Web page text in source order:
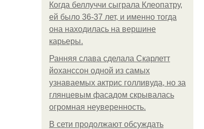
Когда беллуччи сыграла Клеопатру,
ей было 36-37 лет, и именно тогда
она находилась на вершине
карьеры.
Ранняя слава сделала Скарлетт
йоханссон одной из самых
узнаваемых актрис голливуда, но за
глянцевым фасадом скрывалась
огромная неуверенность.
В сети продолжают обсуждать